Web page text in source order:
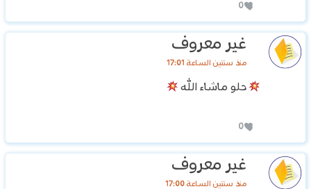
0
غير معروف
منذ سنتين الساعة 17:01
حلو ماشاء الله
0
غير معروف
منذ سنتين الساعة 17:00